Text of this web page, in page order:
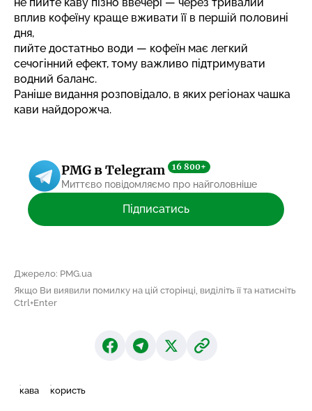
вплив кофеїну краще вживати її в першій половині
дня,
пийте достатньо води — кофеїн має легкий
сечогінний ефект, тому важливо підтримувати
водний баланс.
Раніше видання розповідало, в яких регіонах чашка
кави найдорожча.
PMG в Telegram 16 800+
Миттєво повідомляємо про найголовніше
Підписатись
Джерело: PMG.ua
Якщо Ви виявили помилку на цій сторінці, виділіть її та натисніть
Ctrl+Enter
кава користь